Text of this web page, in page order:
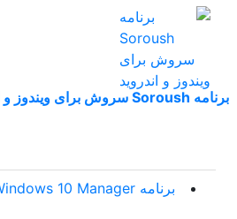
برنامه Soroush سروش برای ویندوز و اندروید